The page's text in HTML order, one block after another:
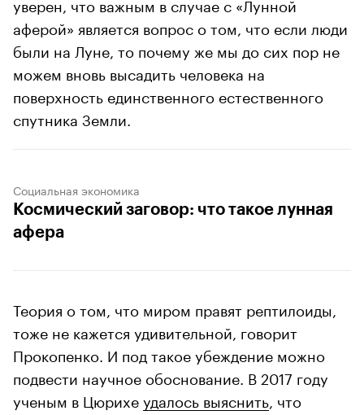
аферой» является вопрос о том, что если люди
были на Луне, то почему же мы до сих пор не
можем вновь высадить человека на
поверхность единственного естественного
спутника Земли.
Социальная экономика
Космический заговор: что такое лунная
афера
Теория о том, что миром правят рептилоиды,
тоже не кажется удивительной, говорит
Прокопенко. И под такое убеждение можно
подвести научное обоснование. В 2017 году
ученым в Цюрихеудалось выяснить , что